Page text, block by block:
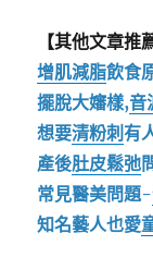
【其他文章推
增肌減脂飲食
擺脫大嬸樣,音
想要清粉刺有
產後肚皮鬆弛
常見醫美問題-
知名藝人也愛